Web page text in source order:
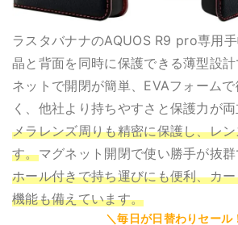
ラスタバナナのAQUOS R9 pro専用
晶と背面を同時に保護できる薄型設
ネットで開閉が簡単、EVAフォーム
く、他社より持ちやすさと保護力が両
メラレンズ周りも精密に保護し、レ
す。マグネット開閉で使い勝手が抜
ホール付きで持ち運びにも便利、カ
機能も備えています。